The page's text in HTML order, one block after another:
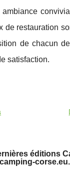
de restauration
de chacun
satisfaction.
éditions
camping-corse.eu.